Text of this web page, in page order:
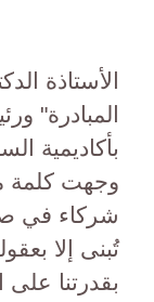
الأستاذة
المبادرة"
بأكاديمية
وجهت كلمة
شركاء في
تُبنى إلا
بقدرتنا على